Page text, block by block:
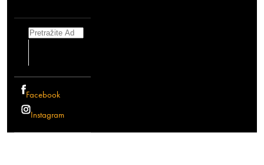
Search
Facebook
Instagram